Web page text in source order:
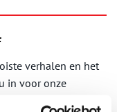
verhalen en het
in voor onze